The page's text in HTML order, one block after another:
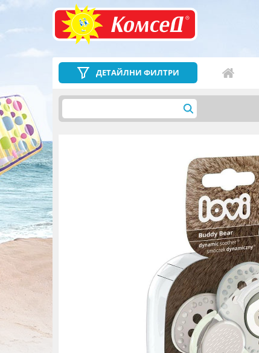
ДЕТАЙЛНИ ФИЛТРИ